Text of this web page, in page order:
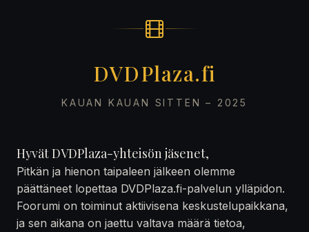
DVDPlaza.fi
KAUAN KAUAN SITTEN – 2025
Hyvät DVDPlaza-yhteisön jäsenet,
Pitkän ja hienon taipaleen jälkeen olemme
päättäneet lopettaa DVDPlaza.fi-palvelun ylläpidon.
Foorumi on toiminut aktiivisena keskustelupaikkana,
ja sen aikana on jaettu valtava määrä tietoa,